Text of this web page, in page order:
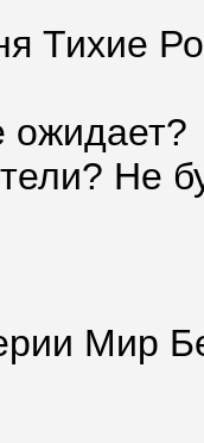
Тихие
ожидает?
Не
Мир